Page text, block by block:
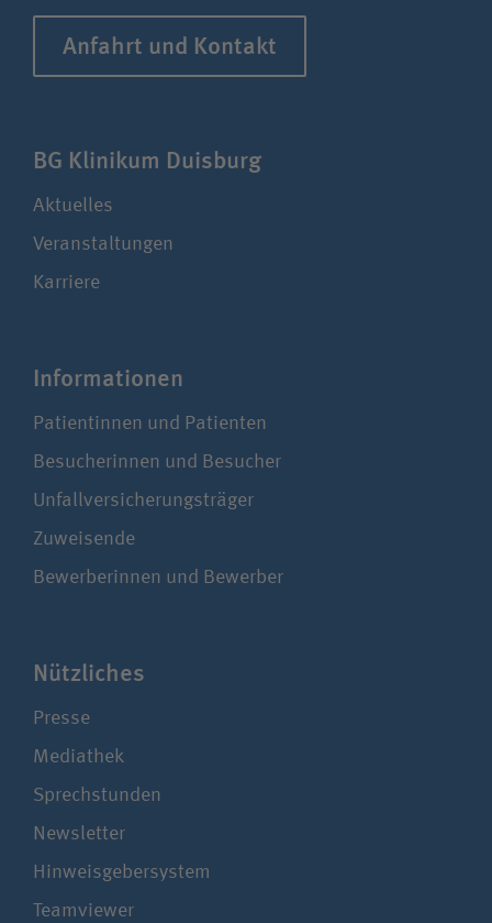
Anfahrt und Kontakt
BG Klinikum Duisburg
Aktuelles
Veranstaltungen
Karriere
Infor­ma­tionen
Patientinnen und Patienten
Besucherinnen und Besucher
Unfallversicherungsträger
Zuweisende
Bewerberinnen und Bewerber
Nützliches
Presse
Mediathek
Sprechstunden
Newsletter
Hinweisgebersystem
Teamviewer